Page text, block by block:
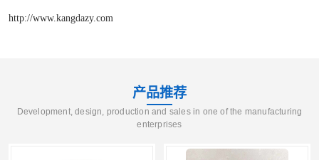
http://www.kangdazy.com
产品推荐
Development, design, production and sales in one of the manufacturing
enterprises